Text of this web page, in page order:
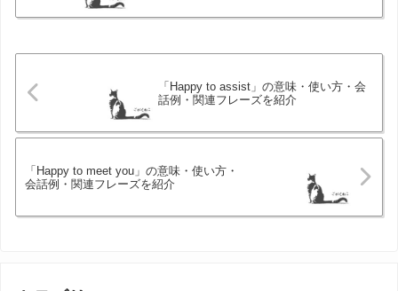
「Happy to assist」の意味・使い方・会
話例・関連フレーズを紹介
「Happy to meet you」の意味・使い方・
会話例・関連フレーズを紹介